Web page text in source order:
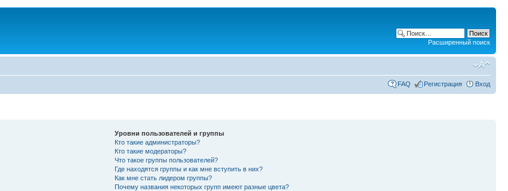
Расширенный поиск
FAQ Регистрация Вход
Уровни пользователей и группы
Кто такие администраторы?
Кто такие модераторы?
Что такое группы пользователей?
Где находятся группы и как мне вступить в них?
Как мне стать лидером группы?
Почему названия некоторых групп имеют разные цвета?